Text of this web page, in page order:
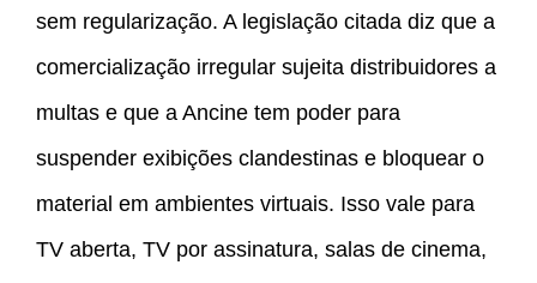
sem regularização. A legislação citada diz que a
comercialização irregular sujeita distribuidores a
multas e que a Ancine tem poder para
suspender exibições clandestinas e bloquear o
material em ambientes virtuais. Isso vale para
TV aberta, TV por assinatura, salas de cinema,